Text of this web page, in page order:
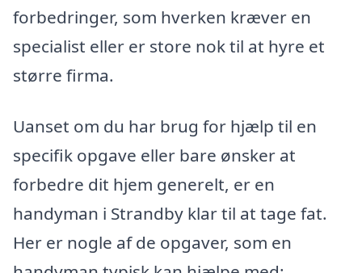
forbedringer, som hverken kræver en
specialist eller er store nok til at hyre et
større firma.
Uanset om du har brug for hjælp til en
specifik opgave eller bare ønsker at
forbedre dit hjem generelt, er en
handyman i Strandby klar til at tage fat.
Her er nogle af de opgaver, som en